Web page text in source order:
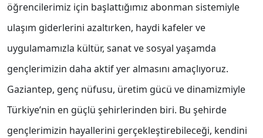
öğrencilerimiz için başlattığımız abonman sistemiyle
ulaşım giderlerini azaltırken, haydi kafeler ve
uygulamamızla kültür, sanat ve sosyal yaşamda
gençlerimizin daha aktif yer almasını amaçlıyoruz.
Gaziantep, genç nüfusu, üretim gücü ve dinamizmiyle
Türkiye’nin en güçlü şehirlerinden biri. Bu şehirde
gençlerimizin hayallerini gerçekleştirebileceği, kendini